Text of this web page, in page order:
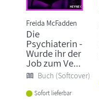
Freida McFadden
Die
Psychiaterin -
Wurde ihr der
Job zum Ve...
Buch (Softcover)
Sofort lieferbar